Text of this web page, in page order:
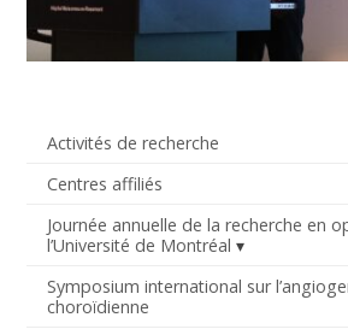
Activités de recherche
Centres affiliés
Journée annuelle de la recherche en
l’Université de Montréal
Symposium international sur
choroïdienne